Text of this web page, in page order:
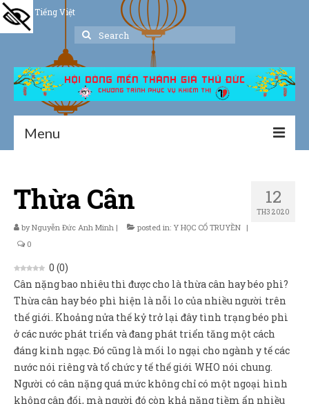
Tiếng Việt
Search
Menu
Giới thiệu
Hoạt động
Dịch vụ hỗ trợ
Sản Phẩm
Giúp đỡ
Liên hệ
12
TH3 2020
Thừa Cân
byNguyễn Đức Anh Minh | posted in: Y HỌC CỔ TRUYỀN |
0
0 (0)
Cân nặng bao nhiêu thì được cho là thừa cân hay béo phì?
Thừa cân hay béo phì hiện là nỗi lo của nhiều người trên
thế giới. Khoảng nửa thế kỷ trở lại đây tình trạng béo phì
ở các nước phát triển và đang phát triển tăng một cách
đáng kinh ngạc. Đó cũng là mối lo ngại cho ngành y tế các
nước nói riêng và tổ chức y tế thế giới WHO nói chung.
Người có cân nặng quá mức không chỉ có một ngoại hình
không cân đối, mà người đó còn khả năng tiềm ẩn nhiều